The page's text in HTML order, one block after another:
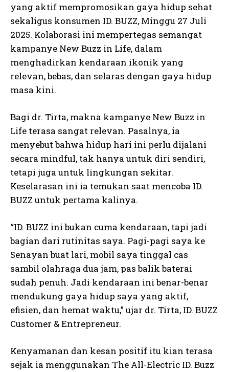
yang aktif mempromosikan gaya hidup sehat
sekaligus konsumen ID. BUZZ, Minggu 27 Juli
2025. Kolaborasi ini mempertegas semangat
kampanye New Buzz in Life, dalam
menghadirkan kendaraan ikonik yang
relevan, bebas, dan selaras dengan gaya hidup
masa kini.
Bagi dr. Tirta, makna kampanye New Buzz in
Life terasa sangat relevan. Pasalnya, ia
menyebut bahwa hidup hari ini perlu dijalani
secara mindful, tak hanya untuk diri sendiri,
tetapi juga untuk lingkungan sekitar.
Keselarasan ini ia temukan saat mencoba ID.
BUZZ untuk pertama kalinya.
“ID. BUZZ ini bukan cuma kendaraan, tapi jadi
bagian dari rutinitas saya. Pagi-pagi saya ke
Senayan buat lari, mobil saya tinggal cas
sambil olahraga dua jam, pas balik baterai
sudah penuh. Jadi kendaraan ini benar-benar
mendukung gaya hidup saya yang aktif,
efisien, dan hemat waktu,” ujar dr. Tirta, ID. BUZZ
Customer & Entrepreneur.
Kenyamanan dan kesan positif itu kian terasa
sejak ia menggunakan The All-Electric ID. Buzz